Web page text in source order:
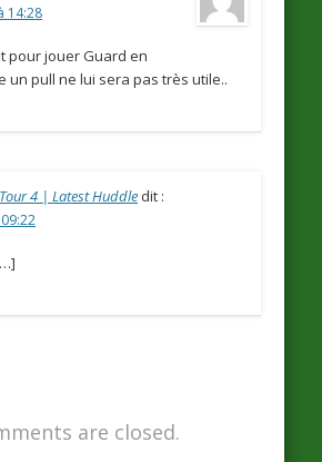
14:28
pour jouer Guard en
un pull ne lui sera pas très utile..
4 | Latest Huddle dit :
are closed.